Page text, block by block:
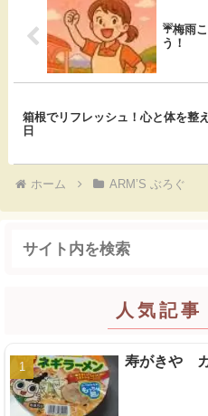
o
k
☔梅雨
う！
箱根でリフレッシュ！心と体を整
日
ホーム ARM’S ぶろぐ
人気記事
寿がきや